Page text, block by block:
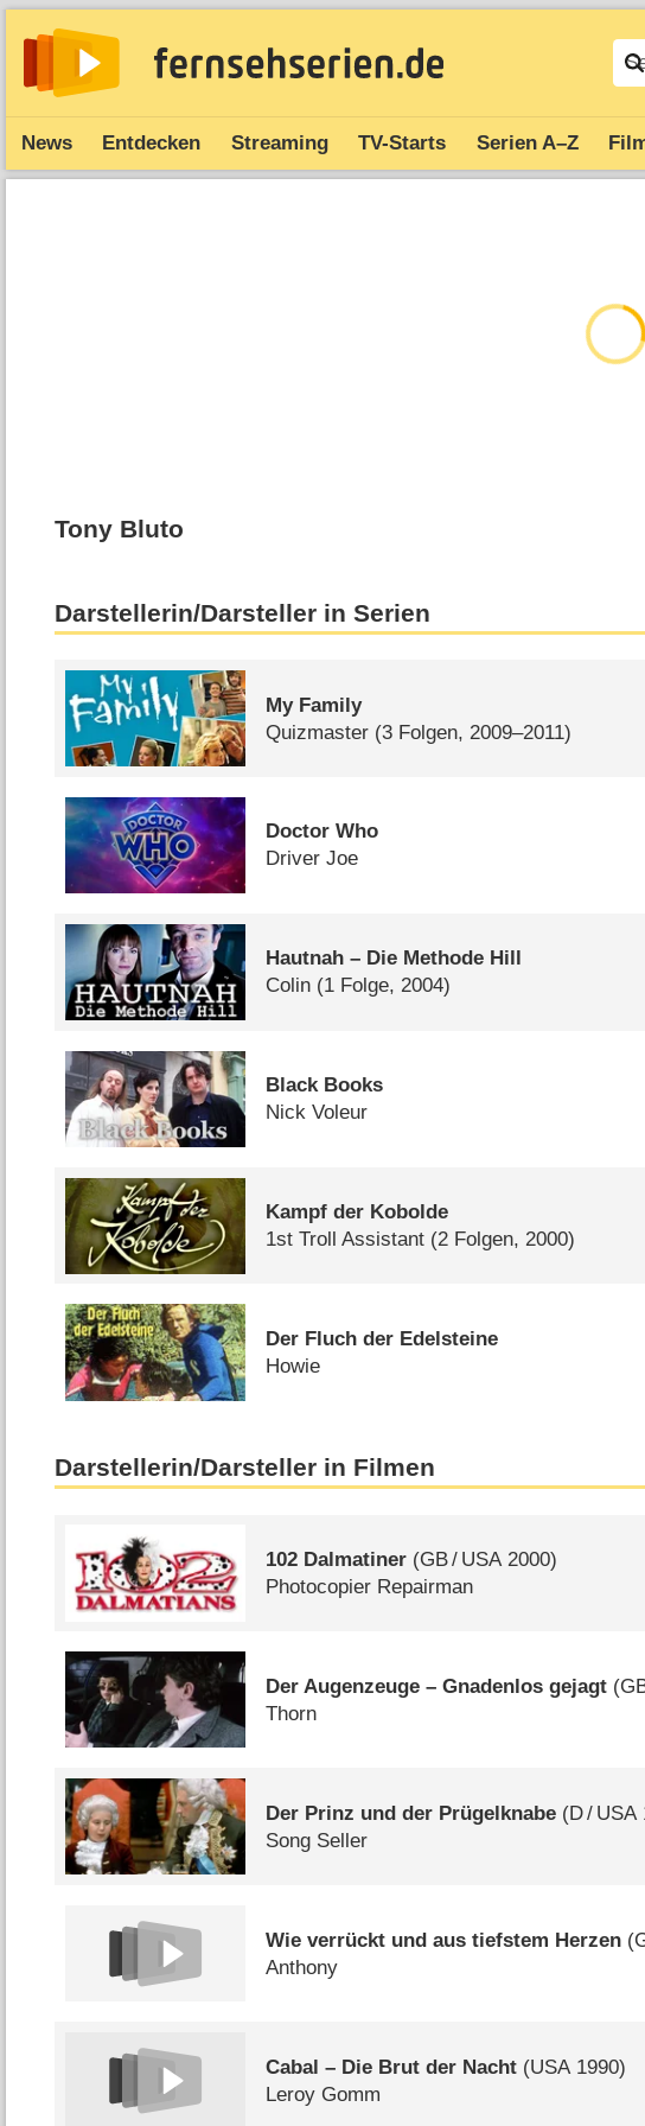
News Entdecken Streaming TV-Starts Serien A–Z
Tony Bluto
Darstellerin/Darsteller in Serien
My Family
Quizmaster (3 Folgen, 2009–2011)
Doctor Who
Driver Joe
Hautnah – Die Methode Hill
Colin (1 Folge, 2004)
Black Books
Nick Voleur
Kampf der Kobolde
1st Troll Assistant (2 Folgen, 2000)
Der Fluch der Edelsteine
Howie
Darstellerin/Darsteller in Filmen
102 Dalmatiner (GB/ USA2000)
Photocopier Repairman
Der Augenzeuge – Gnadenlos gejagt (
Thorn
Der Prinz und der Prügelknabe (D/ USA
Song Seller
Wie verrückt und aus tiefstem Herzen (
Anthony
Cabal – Die Brut der Nacht (USA 1990)
Leroy Gomm